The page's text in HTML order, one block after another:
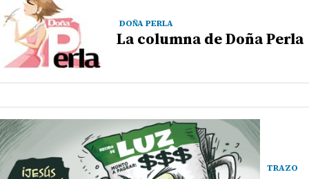
DOÑA PERLA
La columna de Doña Perla
TRAZO